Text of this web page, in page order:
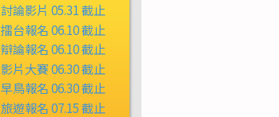
討論影片 05.31 截止
擂台報名 06.10 截止
辯論報名 06.10 截止
影片大賽 06.30 截止
早鳥報名 06.30 截止
旅遊報名 07.15 截止